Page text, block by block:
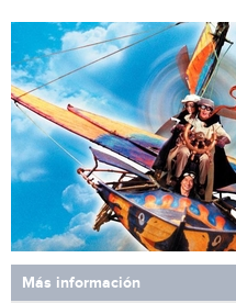
Más información